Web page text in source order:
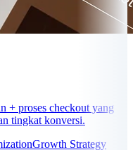
+ proses checkout yang
tingkat konversi.
Growth Strategy